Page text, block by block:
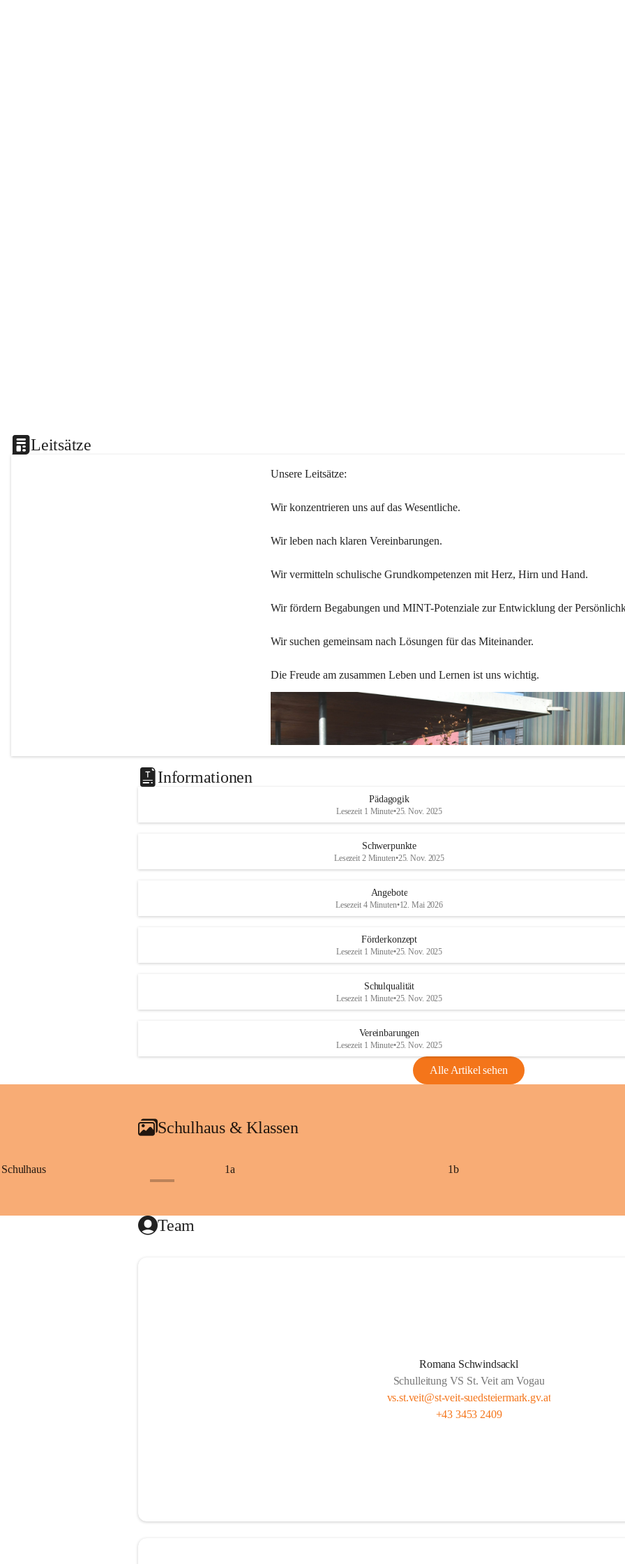
Leitsätze
Unsere Leitsätze:
Wir konzentrieren uns auf das Wesentliche.
Wir leben nach klaren Vereinbarungen.
Wir vermitteln schulische Grundkompetenzen mit Herz, Hirn und Hand.
Wir fördern Begabungen und MINT-Potenziale zur Entwicklung der
Wir suchen gemeinsam nach Lösungen für das Miteinander.
Die Freude am zusammen Leben und Lernen ist uns wichtig.
Informationen
Pädagogik
Lesezeit 1 Minute•25. Nov. 2025
Schwerpunkte
Lesezeit 2 Minuten•25. Nov. 2025
Angebote
Lesezeit 4 Minuten•12. Mai 2026
Förderkonzept
Lesezeit 1 Minute•25. Nov. 2025
Schulqualität
Lesezeit 1 Minute•25. Nov. 2025
Vereinbarungen
Lesezeit 1 Minute•25. Nov. 2025
Alle Artikel sehen
Schulhaus & Klassen
Schulhaus 1a 1b
Team
Romana Schwindsackl
Schulleitung VS St. Veit am Vogau
vs.st.veit@st-veit-suedsteiermark.gv.at
+43 3453 2409